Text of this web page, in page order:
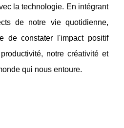
la technologie. En intégrant
de notre vie quotidienne,
de constater l'impact positif
notre créativité et
qui nous entoure.